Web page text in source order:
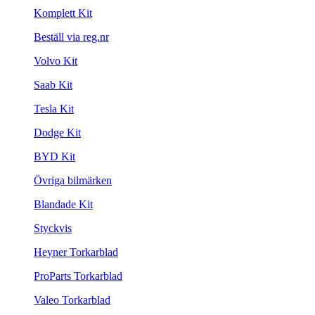
Komplett Kit
Beställ via reg.nr
Volvo Kit
Saab Kit
Tesla Kit
Dodge Kit
BYD Kit
Övriga bilmärken
Blandade Kit
Styckvis
Heyner Torkarblad
ProParts Torkarblad
Valeo Torkarblad